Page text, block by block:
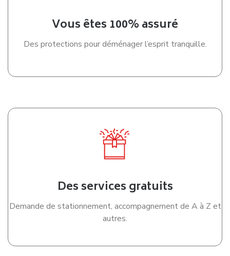
Vous êtes 100% assuré
Des protections pour déménager l’esprit tranquille.
Des services gratuits
Demande de stationnement, accompagnement de A à Z et
autres.